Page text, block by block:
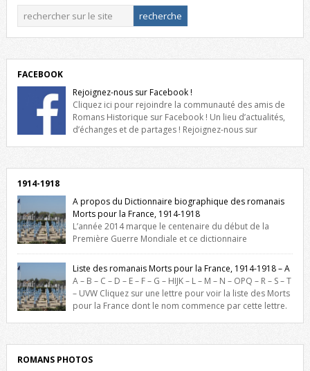
FACEBOOK
Rejoignez-nous sur Facebook !
Cliquez ici pour rejoindre la communauté des amis de
Romans Historique sur Facebook ! Un lieu d’actualités,
d’échanges et de partages ! Rejoignez-nous sur
1914-1918
A propos du Dictionnaire biographique des romanais
Morts pour la France, 1914-1918
L’année 2014 marque le centenaire du début de la
Première Guerre Mondiale et ce dictionnaire
biographique veut rendre hommage aux romanais Morts pour la
France durant ce conflit. La base de cette recherche historique est
constituée des noms gravés sur les plaques commémoratives de
l’Hôtel de Ville, du lycée du Dauphiné et du lycée Triboulet, […]
Liste des romanais Morts pour la France, 1914-1918 – A
A – B – C – D – E – F – G – HIJK – L – M – N – OPQ – R – S – T
– UVW Cliquez sur une lettre pour voir la liste des Morts
pour la France dont le nom commence par cette lettre.
ROMANS PHOTOS